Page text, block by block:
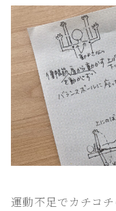
運動不足でカチコ